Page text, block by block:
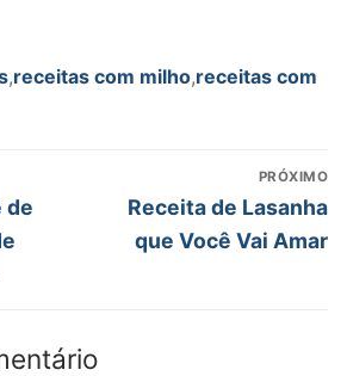
,receitas com milho,receitas com
de
PRÓXIMO
Próximo
post:
Receita de Lasanha
que Você Vai Amar